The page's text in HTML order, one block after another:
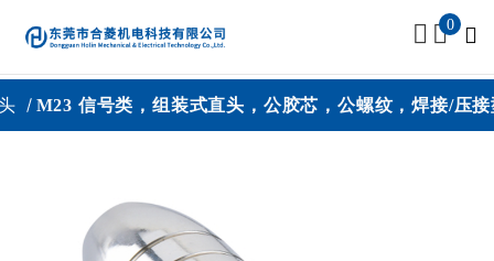
0
M23 信号类，组装式直头，公胶芯，公螺纹，焊接/压接